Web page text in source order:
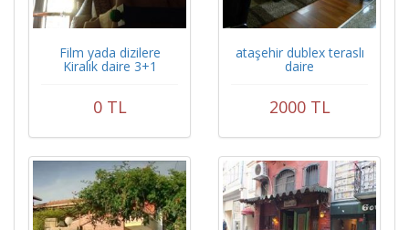
Film yada dizilere
Kiralık daire 3+1
0 TL
ataşehir dublex teraslı
daire
2000 TL